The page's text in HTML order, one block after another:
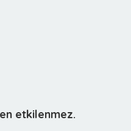
etkilenmez.